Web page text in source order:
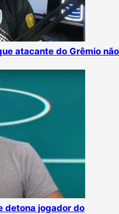
atacante do Grêmio não
detona jogador do